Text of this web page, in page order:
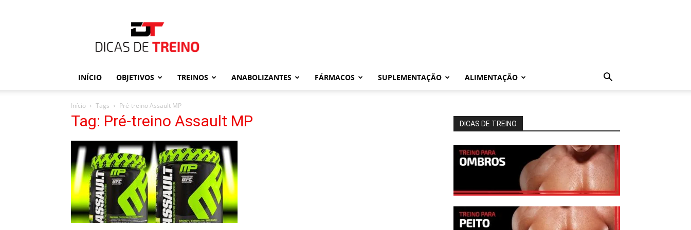
de
Treino
INÍCIO OBJETIVOS TREINOS ANABOLIZANTES FÁRMACOS SUPLEMENTAÇÃO ALIMENTAÇÃO
Início Tags Pré-treino Assault MP
Tag: Pré-treino Assault MP DICAS DE TREINO